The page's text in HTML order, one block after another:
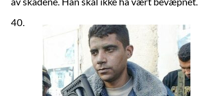
40.